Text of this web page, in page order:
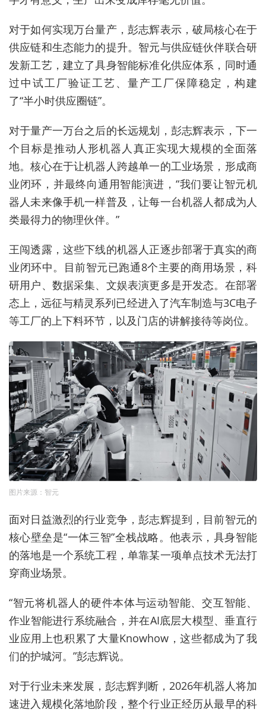
对于如何实现万台量产，彭志辉表示，破局核心在于
供应链和生态能力的提升。智元与供应链伙伴联合研
发新工艺，建立了具身智能标准化供应体系，同时通
过中试工厂验证工艺、量产工厂保障稳定，构建
了“半小时供应圈链”。
对于量产一万台之后的长远规划，彭志辉表示，下一
个目标是推动人形机器人真正实现大规模的全面落
地。核心在于让机器人跨越单一的工业场景，形成商
业闭环，并最终向通用智能演进，“我们要让智元机
器人未来像手机一样普及，让每一台机器人都成为人
类最得力的物理伙伴。”
王闯透露，这些下线的机器人正逐步部署于真实的商
业闭环中。目前智元已跑通8个主要的商用场景，科
研用户、数据采集、文娱表演更多是开发态。在部署
态上，远征与精灵系列已经进入了汽车制造与3C电子
等工厂的上下料环节，以及门店的讲解接待等岗位。
图片来源：智元
面对日益激烈的行业竞争，彭志辉提到，目前智元的
核心壁垒是“一体三智”全栈战略。他表示，具身智能
的落地是一个系统工程，单靠某一项单点技术无法打
穿商业场景。
“智元将机器人的硬件本体与运动智能、交互智能、
作业智能进行系统融合，并在AI底层大模型、垂直行
业应用上也积累了大量Knowhow，这些都成为了我
们的护城河。”彭志辉说。
对于行业未来发展，彭志辉判断，2026年机器人将加
速进入规模化落地阶段，整个行业正经历从最早的科